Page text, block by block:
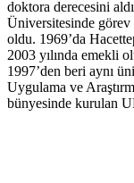
doktora derecesini
Üniversitesinde görev
oldu. 1969’da
2003 yılında emekli
1997’den beri aynı
Uygulama ve
bünyesinde kurulan